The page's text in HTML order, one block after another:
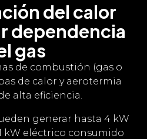
del calor
dependencia
gas
de combustión (gas o
de calor y aerotermia
alta eficiencia.
generar hasta 4 kW
kW eléctrico consumido